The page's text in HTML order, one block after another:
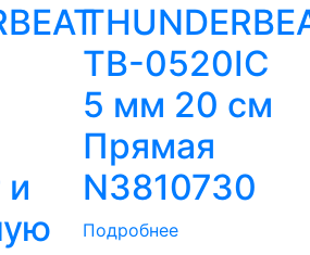
и
TB-0520IC
5 мм 20 см
Прямая
N3810730
Подробнее